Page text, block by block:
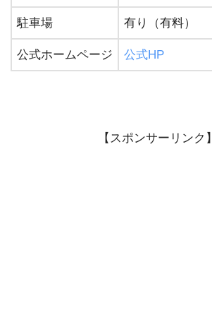
駐車場 有り（有料）
公式ホームページ 公式HP
【スポンサーリンク】